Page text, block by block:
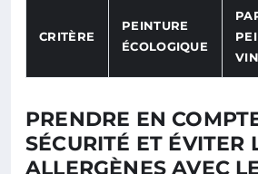
CRITÈRE
PEINTURE
ÉCOLOGIQUE
PRENDRE EN
SÉCURITÉ ET ÉVITER
ALLERGÈNES AVEC